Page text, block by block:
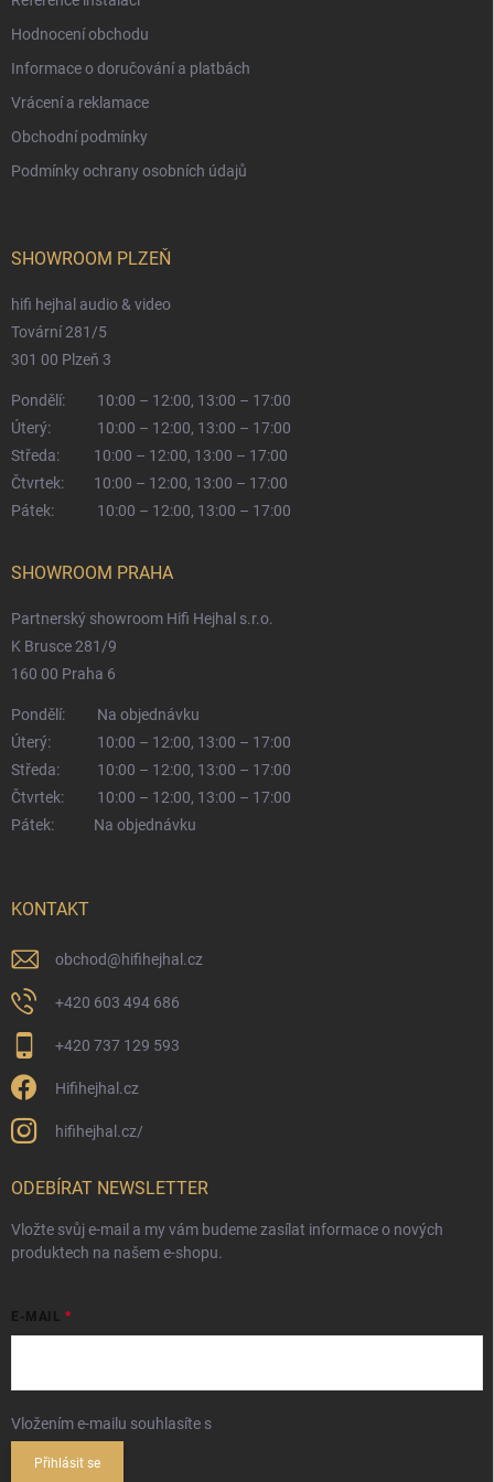
Hodnocení obchodu
Informace o doručování a platbách
Vrácení a reklamace
Obchodní podmínky
Podmínky ochrany osobních údajů
SHOWROOM PLZEŇ
hifi hejhal audio & video
Tovární 281/5
301 00 Plzeň 3
Pondělí:
10:00 – 12:00, 13:00 – 17:00
Úterý:
10:00 – 12:00, 13:00 – 17:00
Středa:
10:00 – 12:00, 13:00 – 17:00
Čtvrtek:
10:00 – 12:00, 13:00 – 17:00
Pátek:
10:00 – 12:00, 13:00 – 17:00
SHOWROOM PRAHA
Partnerský showroom Hifi Hejhal s.r.o.
K Brusce 281/9
160 00 Praha 6
Pondělí:
Na objednávku
Úterý:
10:00 – 12:00, 13:00 – 17:00
Středa:
10:00 – 12:00, 13:00 – 17:00
Čtvrtek:
10:00 – 12:00, 13:00 – 17:00
Pátek:
Na objednávku
KONTAKT
obchod@hifihejhal.cz
+420 603 494 686
+420 737 129 593
Hifihejhal.cz
hifihejhal.cz/
ODEBÍRAT NEWSLETTER
Vložte svůj e-mail a my vám budeme zasílat informace o nových
produktech na našem e-shopu.
E-MAIL
Vložením e-mailu souhlasíte s
Přihlásit se